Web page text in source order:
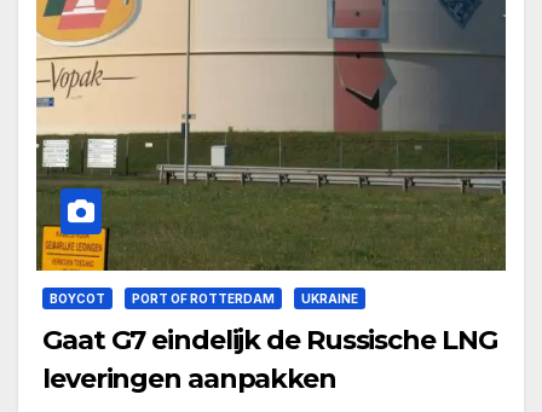
BOYCOT PORT OF ROTTERDAM UKRAINE
Gaat G7 eindelijk de Russische LNG
leveringen aanpakken